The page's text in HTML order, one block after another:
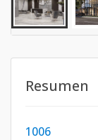
Resumen
1006